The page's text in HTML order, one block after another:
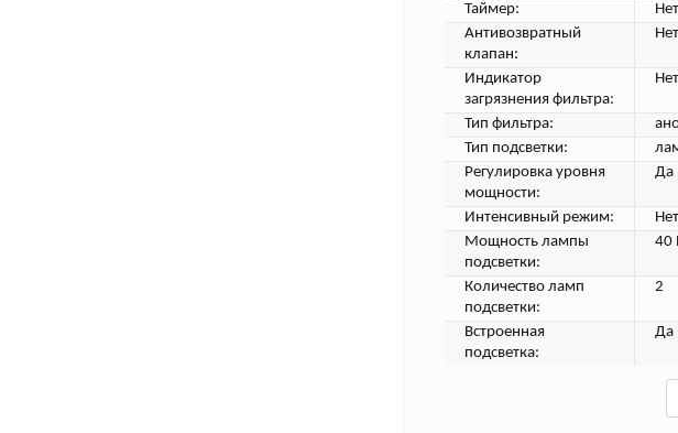
Таймер:
Нет
Антивозвратный
клапан:
Нет
Индикатор
загрязнения фильтра:
Нет
Тип фильтра:
Тип подсветки:
Регулировка уровня
мощности:
Да
Интенсивный режим:
Нет
Мощность лампы
подсветки:
40
Количество ламп
подсветки:
2
Встроенная
подсветка:
Да